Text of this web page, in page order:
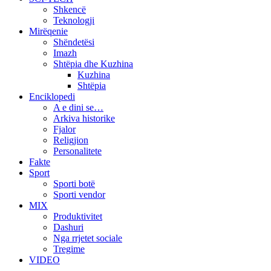
Shkencë
Teknologji
Mirëqenie
Shëndetësi
Imazh
Shtëpia dhe Kuzhina
Kuzhina
Shtëpia
Enciklopedi
A e dini se…
Arkiva historike
Fjalor
Religjion
Personalitete
Fakte
Sport
Sporti botë
Sporti vendor
MIX
Produktivitet
Dashuri
Nga rrjetet sociale
Tregime
VIDEO